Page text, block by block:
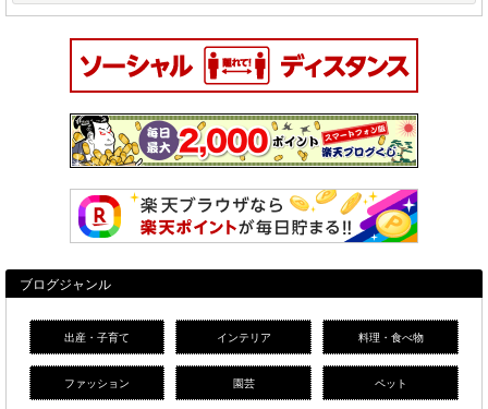
ブログジャンル
出産・子育て インテリア 料理・食べ物
ファッション 園芸 ペット